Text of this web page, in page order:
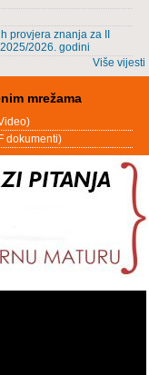
provjera znanja za II
2026. godini
Više vijesti
mrežama
dokumenti)